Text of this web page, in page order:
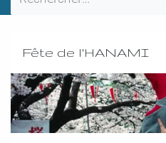
Fête de l'HANAMI